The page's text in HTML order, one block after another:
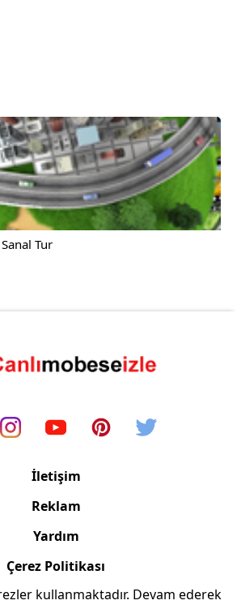
Tur
İletişim
Reklam
Yardım
Çerez Politikası
kullanmaktadır. Devam ederek